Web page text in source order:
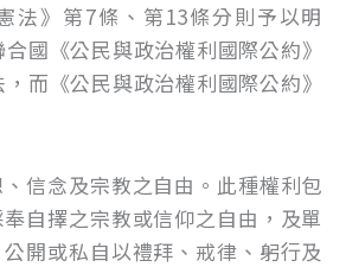
法》第7條、第13條分則予以明
國《公民與政治權利國際公約》
而《公民與政治權利國際公約》
、信念及宗教之自由。此種權利包
自擇之宗教或信仰之自由，及單
開或私自以禮拜、戒律、躬行及